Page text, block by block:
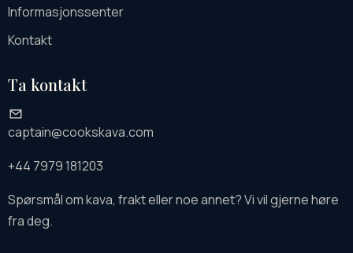
Informasjonssenter
Kontakt
Ta kontakt
captain@cookskava.com
+44 7979 181203
Spørsmål om kava, frakt eller noe annet? Vi vil gjerne høre
fra deg.